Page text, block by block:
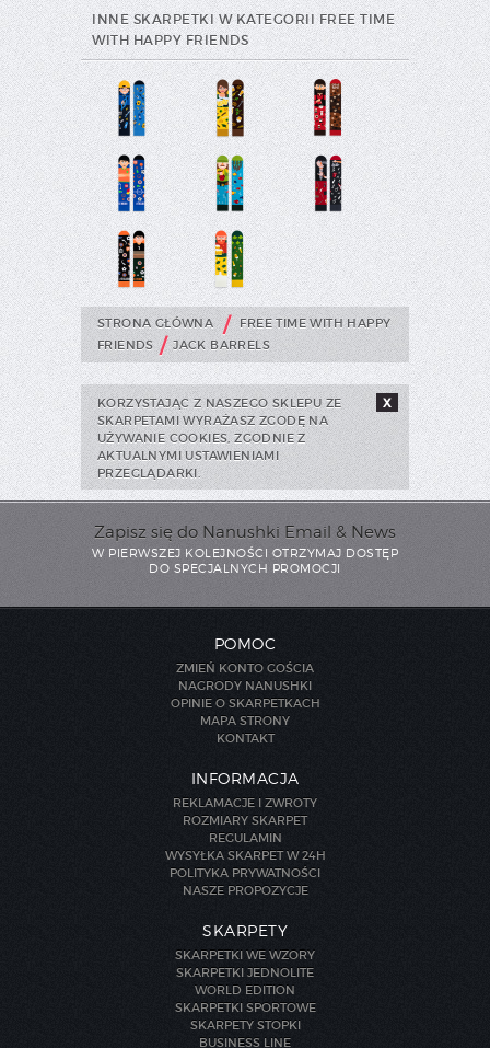
INNE SKARPETKI W KATEGORII FREE TIME
WITH HAPPY FRIENDS
STRONA GŁÓWNA /
FREE TIME WITH HAPPY
FRIENDS / JACK BARRELS
KORZYSTAJĄC Z NASZEGO SKLEPU ZE
SKARPETAMI WYRAŻASZ ZGODĘ NA
UŻYWANIE COOKIES, ZGODNIE Z
AKTUALNYMI USTAWIENIAMI
PRZEGLĄDARKI.
X
Zapisz się do Nanushki Email & News
W PIERWSZEJ KOLEJNOŚCI OTRZYMAJ DOSTĘP
DO SPECJALNYCH PROMOCJI
POMOC
ZMIEŃ KONTO GOŚCIA
NAGRODY NANUSHKI
OPINIE O SKARPETKACH
MAPA STRONY
KONTAKT
INFORMACJA
REKLAMACJE I ZWROTY
ROZMIARY SKARPET
REGULAMIN
WYSYŁKA SKARPET W 24H
POLITYKA PRYWATNOŚCI
NASZE PROPOZYCJE
SKARPETY
SKARPETKI WE WZORY
SKARPETKI JEDNOLITE
WORLD EDITION
SKARPETKI SPORTOWE
SKARPETY STOPKI
BUSINESS LINE